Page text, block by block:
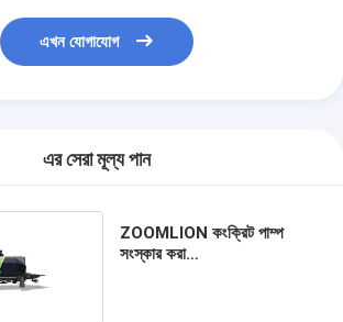
এখন যোগাযোগ
এর সেরা মূল্য পান
ZOOMLION কংক্রিট পাম্প
সংস্কার করা